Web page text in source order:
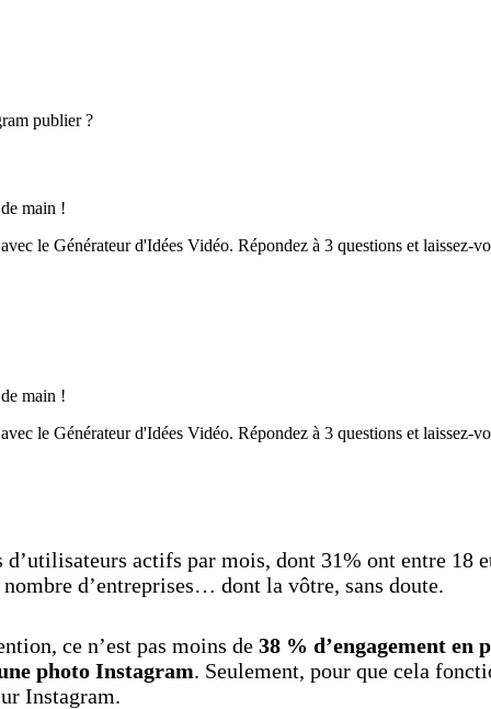
main !
le Générateur d'Idées Vidéo. Répondez à 3 questions et laissez-
actifs par mois, dont 31% ont entre 18
d’entreprises… dont la vôtre, sans doute.
ce n’est pas moins de 38 % d’engagement en
photo Instagram. Seulement, pour que cela
Instagram.
publier ?
main !
le Générateur d'Idées Vidéo. Répondez à 3 questions et laissez-